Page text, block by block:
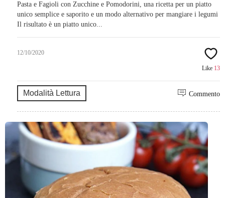
Pasta e Fagioli con Zucchine e Pomodorini, una ricetta per un piatto
unico semplice e saporito e un modo alternativo per mangiare i legumi
Il risultato è un piatto unico...
12/10/2020
Like 13
Modalità Lettura Commento